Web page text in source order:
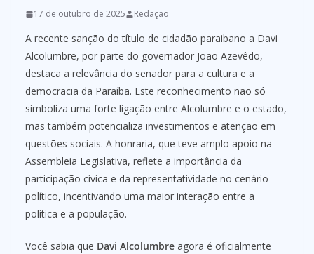
17 de outubro de 2025 Redação
A recente sanção do título de cidadão paraibano a Davi
Alcolumbre, por parte do governador João Azevêdo,
destaca a relevância do senador para a cultura e a
democracia da Paraíba. Este reconhecimento não só
simboliza uma forte ligação entre Alcolumbre e o estado,
mas também potencializa investimentos e atenção em
questões sociais. A honraria, que teve amplo apoio na
Assembleia Legislativa, reflete a importância da
participação cívica e da representatividade no cenário
político, incentivando uma maior interação entre a
política e a população.
Você sabia que Davi Alcolumbre agora é oficialmente